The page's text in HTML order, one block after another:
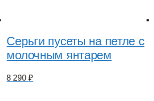
Серьги пусеты на петле с
молочным янтарем
8 290₽